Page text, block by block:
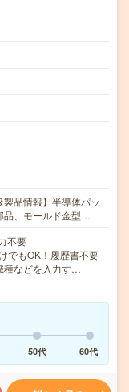
品情報】半導体パッ
品、モールド金型…
不要
でもOK！履歴書不要
種などを入力す…
50代 60代